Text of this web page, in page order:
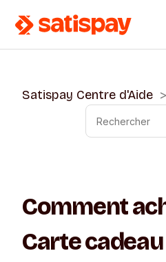
Satispay Centre d'Aide
Comment
Carte